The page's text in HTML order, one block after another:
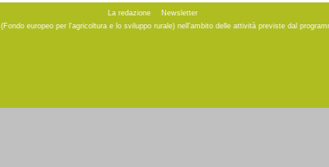
La redazione
Newsletter
europeo per l'agricoltura e lo sviluppo rurale) nell'ambito delle attività previste dal